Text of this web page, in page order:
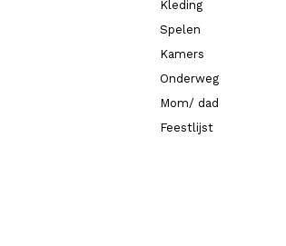
Kleding
Spelen
Kamers
Onderweg
Mom/ dad
Feestlijst